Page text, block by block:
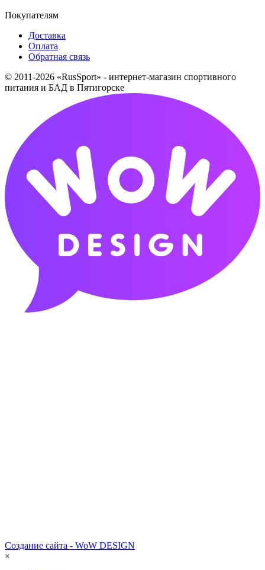
Покупателям
Доставка
Оплата
Обратная связь
© 2011-2026 «RusSport» - интернет-магазин спортивного
питания и БАД в Пятигорске
Создание сайта - WoW DESIGN
×